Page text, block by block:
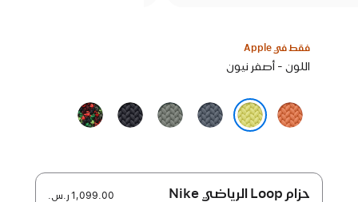
فقط في Apple
اختر
اللون - أصفر نيون
كركمي
أزرق
حديدي
رمادي
مخضر
سماء
الليل
الوحدة
الإفريقية
الوحدة
حزام Loop الرياضي Nike 1,099.00 ر.س.‏